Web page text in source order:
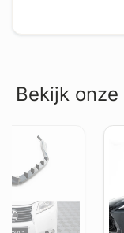
Bekijk onze